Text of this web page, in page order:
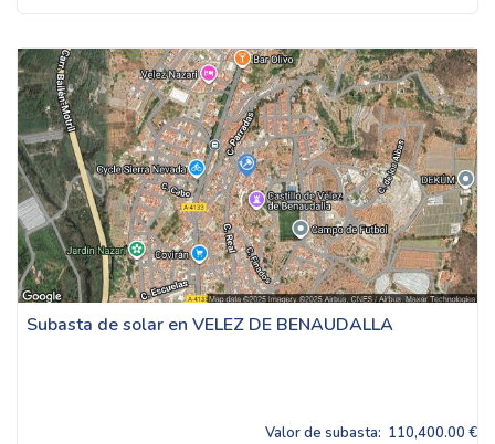
Subasta de solar en VELEZ DE BENAUDALLA
Valor de subasta: 110,400.00 €